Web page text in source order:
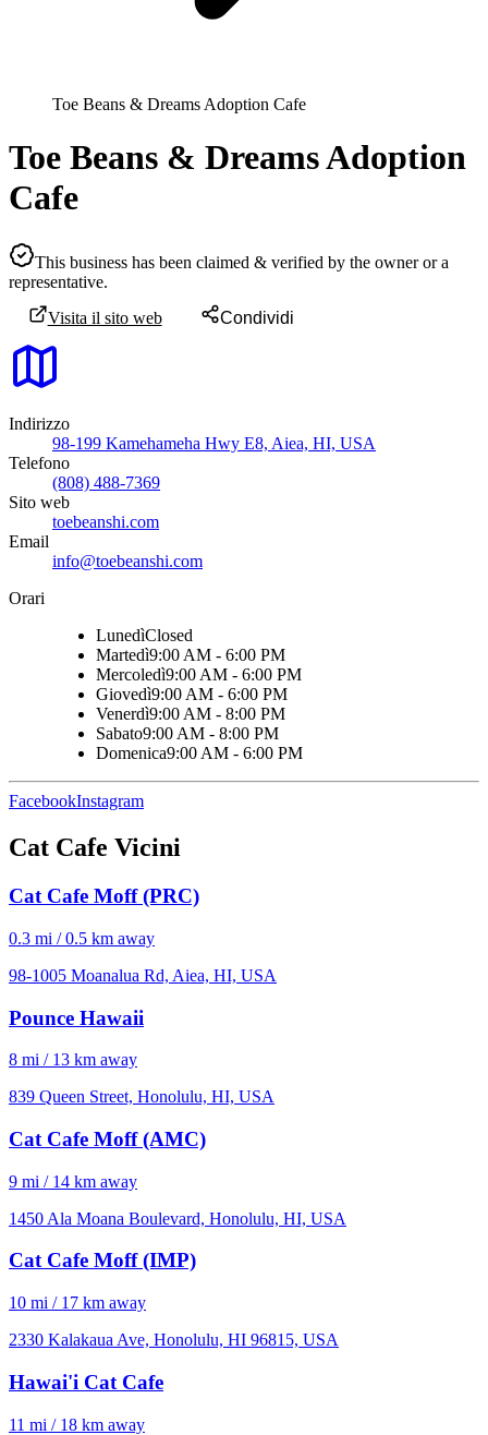
Toe Beans & Dreams Adoption Cafe
Toe Beans & Dreams Adoption
Cafe
This business has been claimed & verified by the owner or a
representative.
Visita il sito web
Condividi
Indirizzo
98-199 Kamehameha Hwy E8, Aiea, HI, USA
Telefono
(808) 488-7369
Sito web
toebeanshi.com
Email
info@toebeanshi.com
Orari
LunedìClosed
Martedì9:00 AM - 6:00 PM
Mercoledì9:00 AM - 6:00 PM
Giovedì9:00 AM - 6:00 PM
Venerdì9:00 AM - 8:00 PM
Sabato9:00 AM - 8:00 PM
Domenica9:00 AM - 6:00 PM
FacebookInstagram
Cat Cafe Vicini
Cat Cafe Moff (PRC)
0.3 mi / 0.5 km away
98-1005 Moanalua Rd, Aiea, HI, USA
Pounce Hawaii
8 mi / 13 km away
839 Queen Street, Honolulu, HI, USA
Cat Cafe Moff (AMC)
9 mi / 14 km away
1450 Ala Moana Boulevard, Honolulu, HI, USA
Cat Cafe Moff (IMP)
10 mi / 17 km away
2330 Kalakaua Ave, Honolulu, HI 96815, USA
Hawai'i Cat Cafe
11 mi / 18 km away